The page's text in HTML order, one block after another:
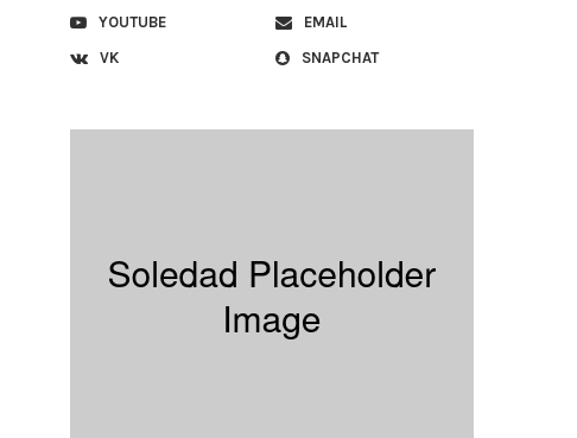
YOUTUBE
EMAIL
VK
SNAPCHAT